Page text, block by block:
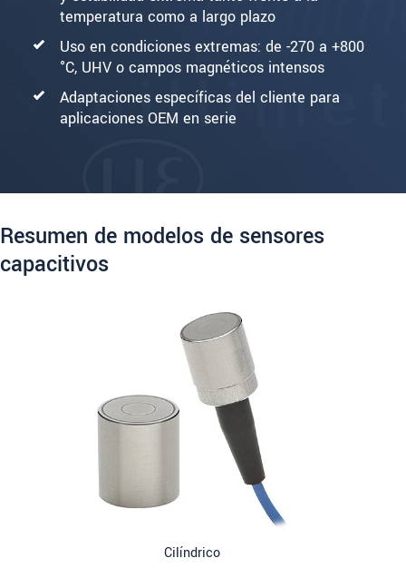
temperatura como a largo plazo
Uso en condiciones extremas: de -270 a +800
°C, UHV o campos magnéticos intensos
Adaptaciones específicas del cliente para
aplicaciones OEM en serie
Resumen de modelos de sensores
capacitivos
Cilíndrico